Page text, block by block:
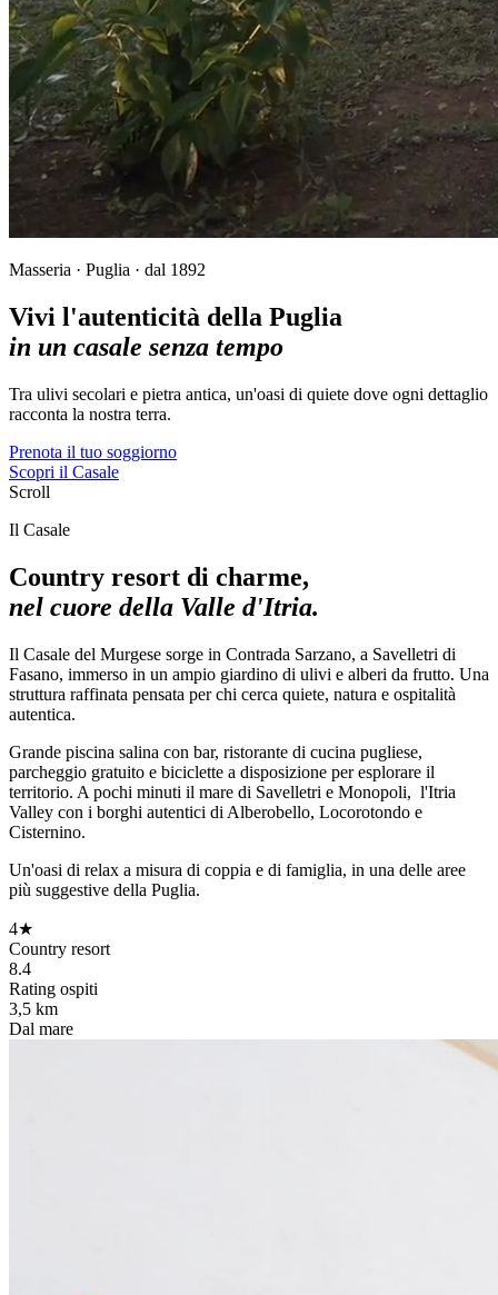
Masseria · Puglia · dal 1892
Vivi l'autenticità della Puglia
in un casale senza tempo
Tra ulivi secolari e pietra antica, un'oasi di quiete dove ogni dettaglio
racconta la nostra terra.
Prenota il tuo soggiorno
Scopri il Casale
Scroll
Il Casale
Country resort di charme,
nel cuore della Valle d'Itria.
Il Casale del Murgese sorge in Contrada Sarzano, a Savelletri di
Fasano, immerso in un ampio giardino di ulivi e alberi da frutto. Una
struttura raffinata pensata per chi cerca quiete, natura e ospitalità
autentica.
Grande piscina salina con bar, ristorante di cucina pugliese,
parcheggio gratuito e biciclette a disposizione per esplorare il
territorio. A pochi minuti il mare di Savelletri e Monopoli, l'Itria
Valley con i borghi autentici di Alberobello, Locorotondo e
Cisternino.
Un'oasi di relax a misura di coppia e di famiglia, in una delle aree
più suggestive della Puglia.
4★
Country resort
8.4
Rating ospiti
3,5 km
Dal mare